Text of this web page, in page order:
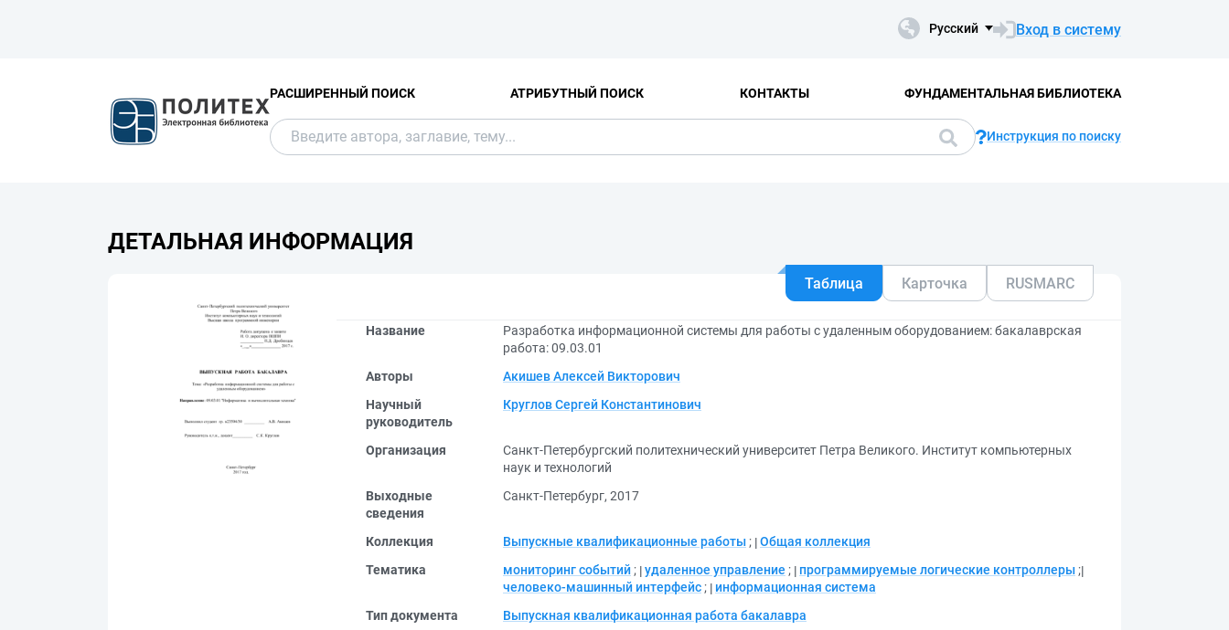
Русский Вход в систему
РАСШИРЕННЫЙ ПОИСК АТРИБУТНЫЙ ПОИСК КОНТАКТЫ ФУНДАМЕНТАЛЬНАЯ БИБЛИОТЕКА
Инструкция по поиску
ДЕТАЛЬНАЯ ИНФОРМАЦИЯ
Таблица Карточка RUSMARC
Название
Разработка информационной системы для работы с удаленным оборудованием: бакалаврская
работа: 09.03.01
Авторы
Акишев Алексей Викторович
Научный
руководитель
Круглов Сергей Константинович
Организация
Санкт-Петербургский политехнический университет Петра Великого. Институт компьютерных
наук и технологий
Выходные
сведения
Санкт-Петербург, 2017
Коллекция Выпускные квалификационные работы ; Общая коллекция
Тематика
мониторинг событий ; удаленное управление ; программируемые логические контроллеры ;
человеко-машинный интерфейс ;
информационная система
Тип документа
Выпускная квалификационная работа бакалавра